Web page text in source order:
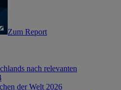
Zum Report
nach relevanten
der Welt 2026